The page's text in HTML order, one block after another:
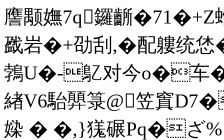
譍颙嫵7q鑼齭
戤岩�+劭刮,�配軁统
鵓U�-鳦对今o�车
緖V6駘顨箓@笠窴
媣 � �,}獇碾Pq�ざ